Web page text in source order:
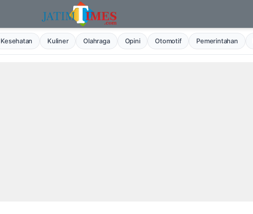
Kesehatan Kuliner Olahraga Opini Otomotif Pemerintahan